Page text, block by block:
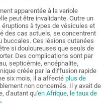
apparentée à la variole
peut être invalidante. Outre un
à types de vésicules et
des cas actuels, se concentrent
buccales. Ces lésions cutanées
si douloureuses que seuls de
Des complications sont par
septicémie, encéphalite,
créée par la diffusion rapide
six mois, il a affecté plus de
non concernés. Il y avait de
d'autant qu'en Afrique, le taux de
.